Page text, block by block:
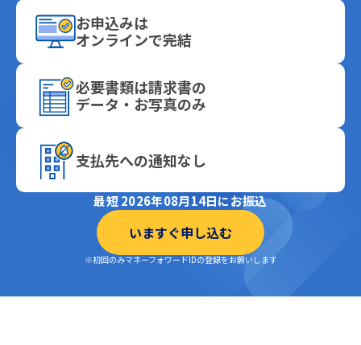
お申込みは
オンラインで完結
必要書類は請求書の
データ・お写真のみ
支払先への通知なし
最短 2026年08月14日にお振込
いますぐ申し込む
※初回のみマネーフォワードIDの登録をお願いします